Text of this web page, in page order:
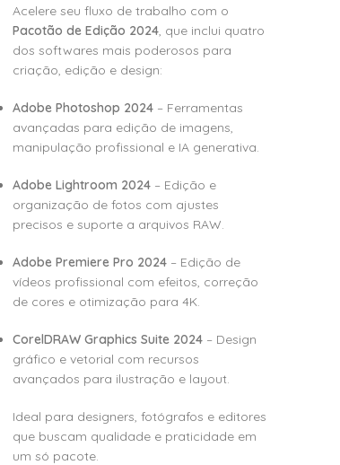
Acelere seu fluxo de trabalho com o
Pacotão de Edição 2024, que inclui quatro
dos softwares mais poderosos para
criação, edição e design:
Adobe Photoshop 2024– Ferramentas
avançadas para edição de imagens,
manipulação profissional e IA generativa.
Adobe Lightroom 2024– Edição e
organização de fotos com ajustes
precisos e suporte a arquivos RAW.
Adobe Premiere Pro 2024– Edição de
vídeos profissional com efeitos, correção
de cores e otimização para 4K.
CorelDRAW Graphics Suite 2024– Design
gráfico e vetorial com recursos
avançados para ilustração e layout.
Ideal para designers, fotógrafos e editores
que buscam qualidade e praticidade em
um só pacote.